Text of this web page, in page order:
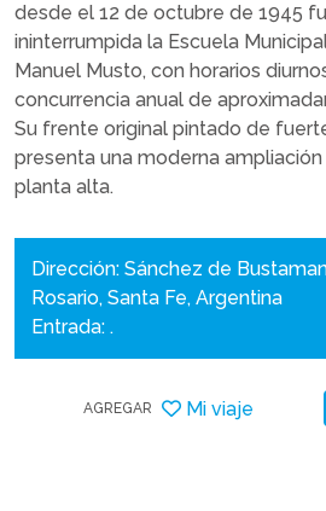
desde el 12 de octubre de 1945
ininterrumpida la Escuela
Manuel Musto, con horarios
concurrencia anual de
Su frente original pintado de
presenta una moderna
planta alta.
Dirección: Sánchez de
Rosario, Santa Fe, Argentina
Entrada: .
AGREGAR Mi viaje